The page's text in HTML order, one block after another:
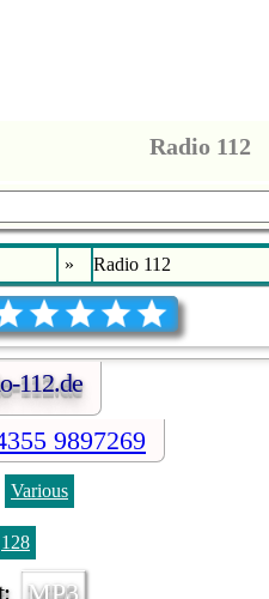
Radio 112
» Radio 112
112.de
9897269
Various
128
MP3